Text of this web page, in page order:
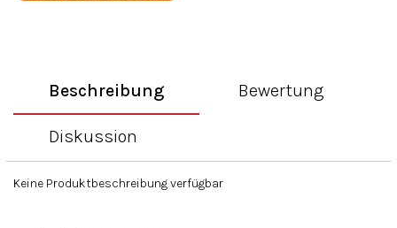
Beschreibung Bewertung
Diskussion
Keine Produktbeschreibung verfügbar